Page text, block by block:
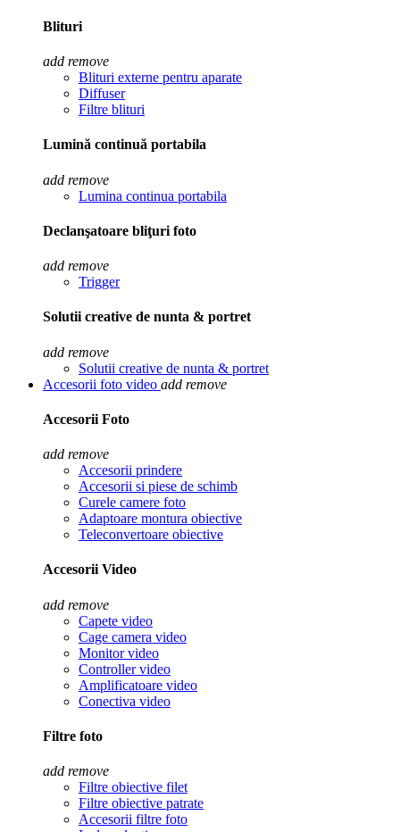
Blituri
add remove
Blituri externe pentru aparate
Diffuser
Filtre blituri
Lumină continuă portabila
add remove
Lumina continua portabila
Declanşatoare bliţuri foto
add remove
Trigger
Solutii creative de nunta & portret
add remove
Solutii creative de nunta & portret
Accesorii foto video add remove
Accesorii Foto
add remove
Accesorii prindere
Accesorii si piese de schimb
Curele camere foto
Adaptoare montura obiective
Teleconvertoare obiective
Accesorii Video
add remove
Capete video
Cage camera video
Monitor video
Controller video
Amplificatoare video
Conectiva video
Filtre foto
add remove
Filtre obiective filet
Filtre obiective patrate
Accesorii filtre foto